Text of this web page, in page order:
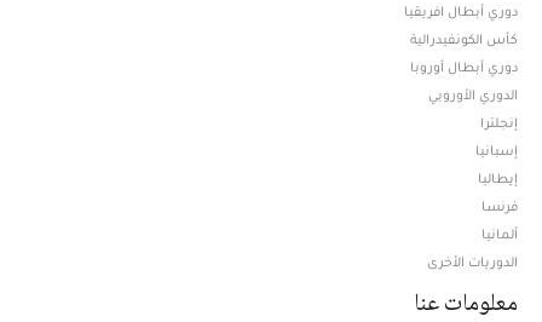
دوري أبطال افريقيا
كأس الكونفيدرالية
دوري أبطال أوروبا
الدوري الأوروبي
إنجلترا
إسبانيا
إيطاليا
فرنسا
ألمانيا
الدوريات الأخرى
معلومات عنا